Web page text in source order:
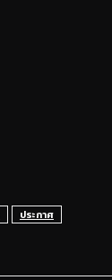
ประกาศ